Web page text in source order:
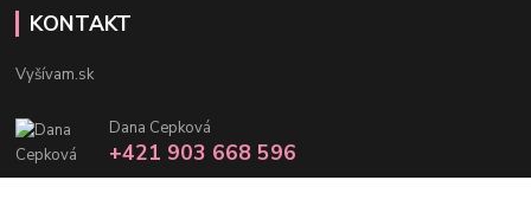
KONTAKT
Vyšívam.sk
Dana Cepková
+421 903 668 596